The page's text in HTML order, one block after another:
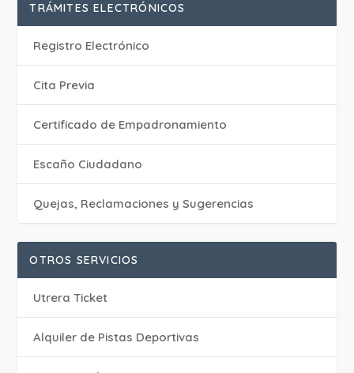
TRÁMITES ELECTRÓNICOS
Registro Electrónico
Cita Previa
Certificado de Empadronamiento
Escaño Ciudadano
Quejas, Reclamaciones y Sugerencias
OTROS SERVICIOS
Utrera Ticket
Alquiler de Pistas Deportivas